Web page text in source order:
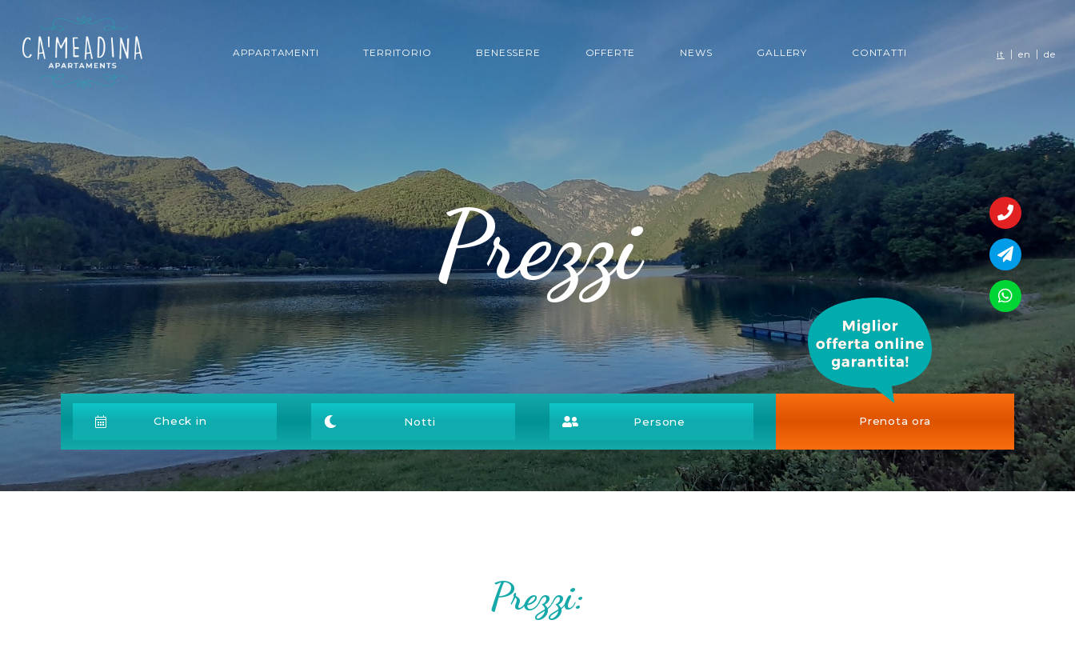
APPARTAMENTI TERRITORIO BENESSERE OFFERTE NEWS GALLERY CONTATTI it en de
Prezzi
Check in Prenota ora
Prezzi: